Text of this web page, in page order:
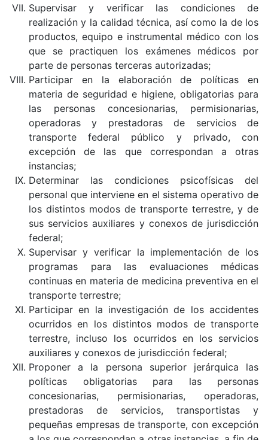
Supervisar y verificar las condiciones de
realización y la calidad técnica, así como la de los
productos, equipo e instrumental médico con los
que se practiquen los exámenes médicos por
parte de personas terceras autorizadas;
Participar en la elaboración de políticas en
materia de seguridad e higiene, obligatorias para
las personas concesionarias, permisionarias,
operadoras y prestadoras de servicios de
transporte federal público y privado, con
excepción de las que correspondan a otras
instancias;
Determinar las condiciones psicofísicas del
personal que interviene en el sistema operativo de
los distintos modos de transporte terrestre, y de
sus servicios auxiliares y conexos de jurisdicción
federal;
Supervisar y verificar la implementación de los
programas para las evaluaciones médicas
continuas en materia de medicina preventiva en el
transporte terrestre;
Participar en la investigación de los accidentes
ocurridos en los distintos modos de transporte
terrestre, incluso los ocurridos en los servicios
auxiliares y conexos de jurisdicción federal;
Proponer a la persona superior jerárquica las
políticas obligatorias para las personas
concesionarias, permisionarias, operadoras,
prestadoras de servicios, transportistas y
pequeñas empresas de transporte, con excepción